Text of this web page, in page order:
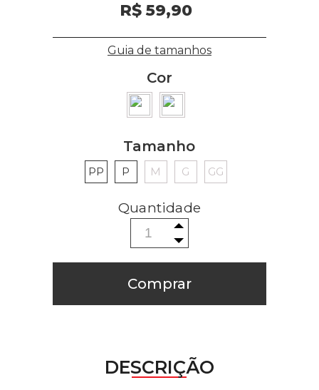
R$ 59,90
Guia de tamanhos
Cor
Tamanho
PP P M G GG
Comprar
DESCRIÇÃO